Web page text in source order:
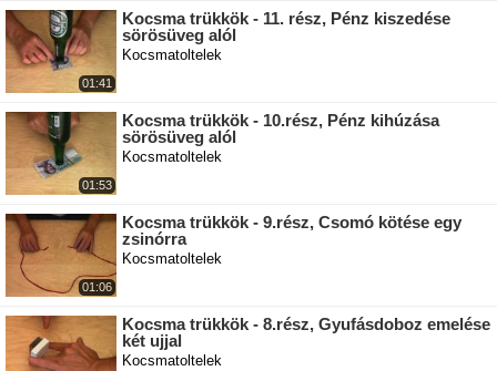
01:41
Kocsma trükkök - 11. rész, Pénz kiszedése
sörösüveg alól
Kocsmatoltelek
01:53
Kocsma trükkök - 10.rész, Pénz kihúzása
sörösüveg alól
Kocsmatoltelek
01:06
Kocsma trükkök - 9.rész, Csomó kötése egy
zsinórra
Kocsmatoltelek
Kocsma trükkök - 8.rész, Gyufásdoboz emelése
két ujjal
Kocsmatoltelek